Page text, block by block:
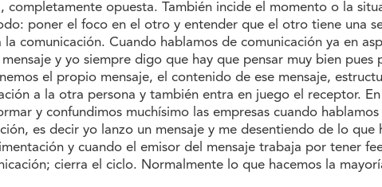
opuesta. También incide el momento o la
poner el foco en el otro y entender que el otro tiene una
comunicación. Cuando hablamos de comunicación ya en
y yo siempre digo que hay que pensar muy bien pues
el propio mensaje, el contenido de ese mensaje,
a la otra persona y también entra en juego el receptor.
y confundimos muchísimo las empresas cuando
es decir yo lanzo un mensaje y me desentiendo de lo
y cuando el emisor del mensaje trabaja por tener
cierra el ciclo. Normalmente lo que hacemos la